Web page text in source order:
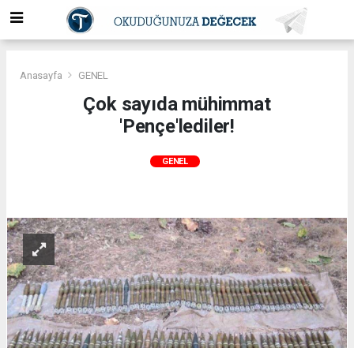
Anasayfa GENEL
Çok sayıda mühimmat
'Pençe'lediler!
GENEL